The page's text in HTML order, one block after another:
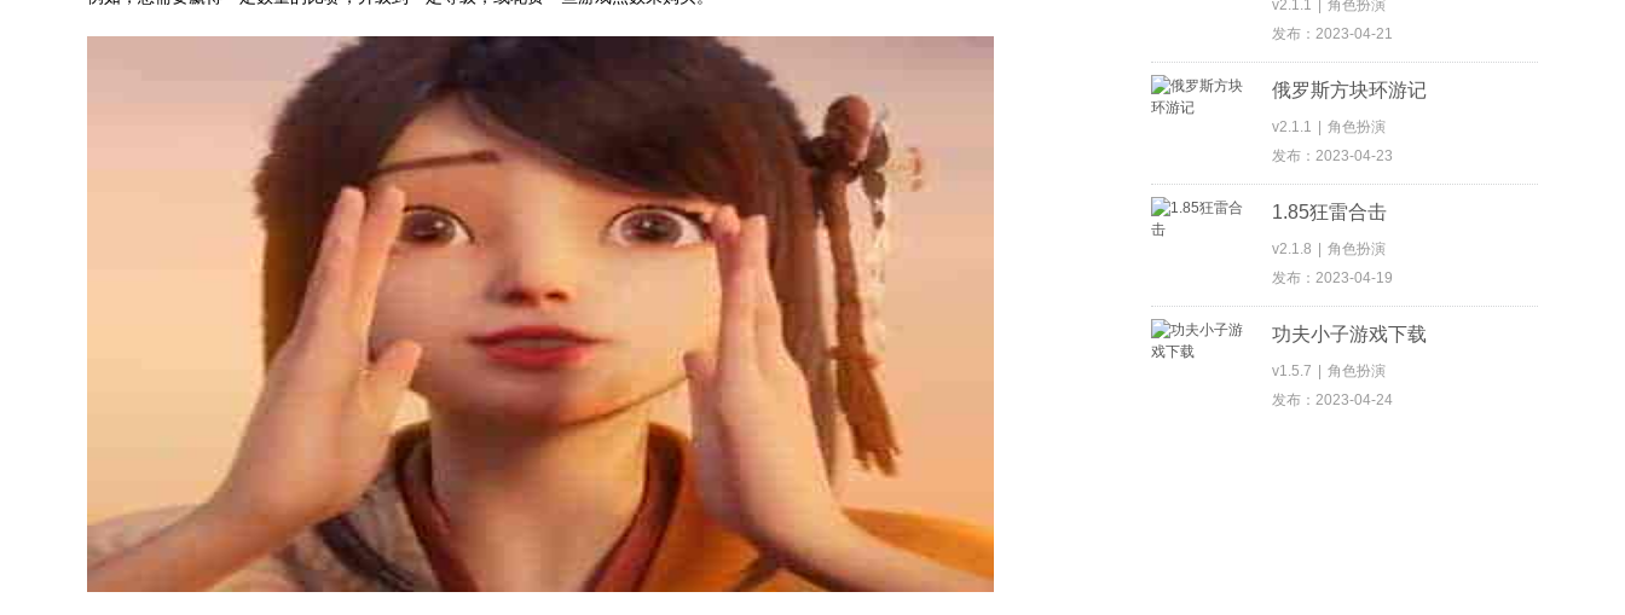
v2.1.1
角色扮演
发布：2023-04-21
俄罗斯方块环游记
v2.1.1
角色扮演
发布：2023-04-23
1.85狂雷合击
v2.1.8
角色扮演
发布：2023-04-19
功夫小子游戏下载
v1.5.7
角色扮演
发布：2023-04-24